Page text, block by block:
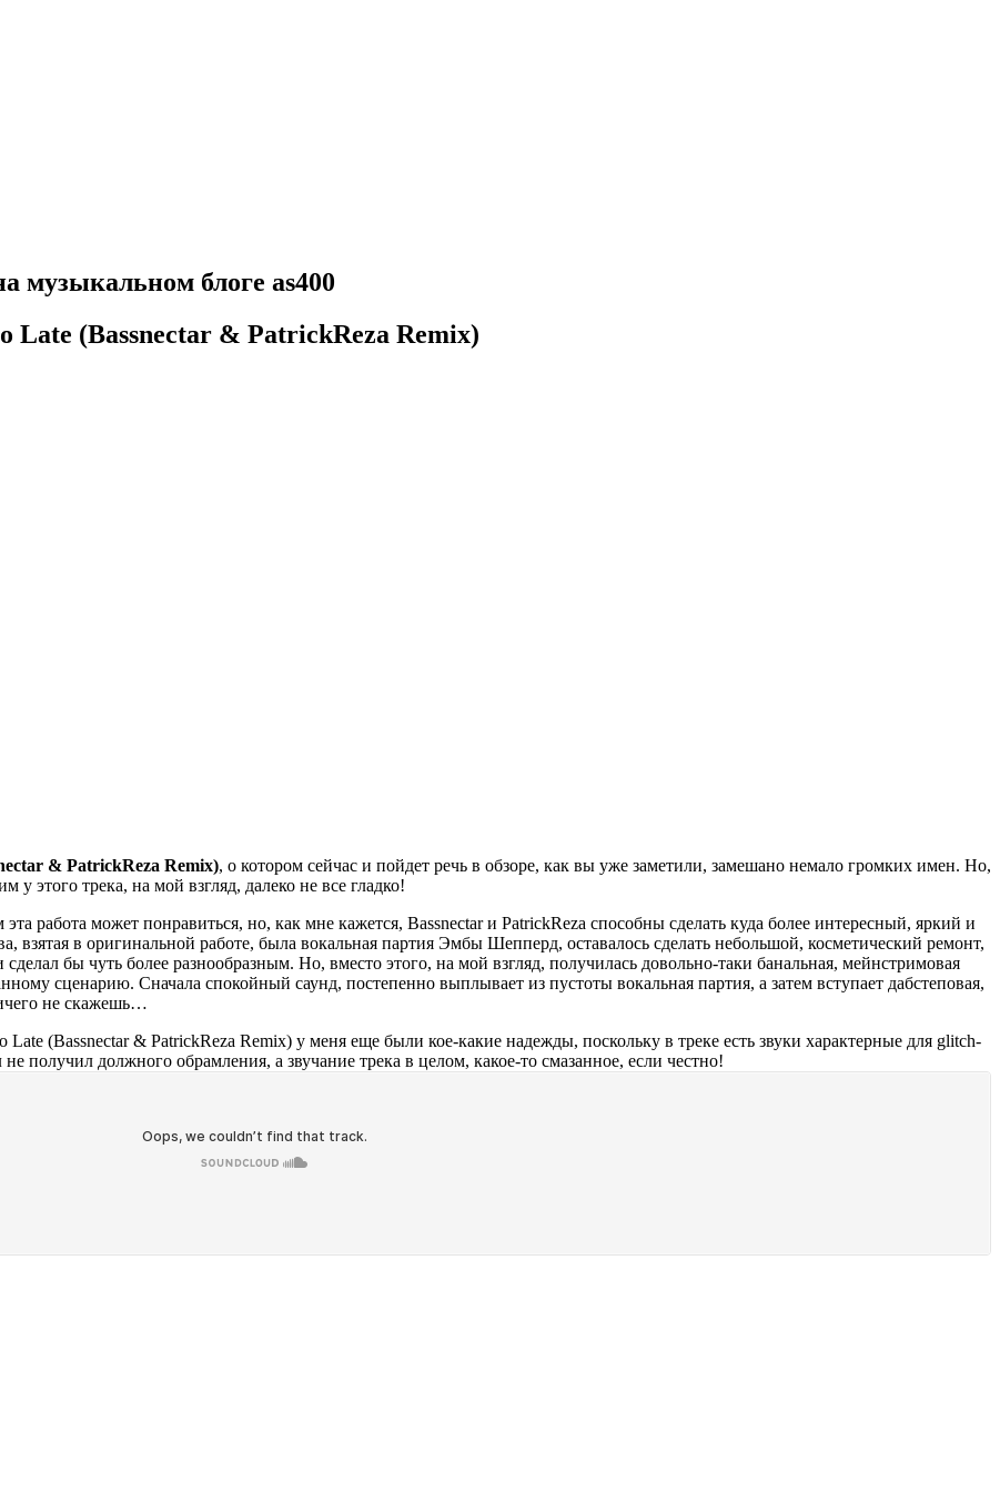
музыкальном блоге as400
Late (Bassnectar & PatrickReza Remix)
& PatrickReza Remix), о котором сейчас и пойдет речь в обзоре, как вы уже заметили, замешано немало громких имен. Но,
этого трека, на мой взгляд, далеко не все гладко!
работа может понравиться, но, как мне кажется, Bassnectar и PatrickReza способны сделать куда более интересный, яркий и
взятая в оригинальной работе, была вокальная партия Эмбы Шепперд, оставалось сделать небольшой, косметический ремонт,
бы чуть более разнообразным. Но, вместо этого, на мой взгляд, получилась довольно-таки банальная, мейнстримовая
сценарию. Сначала спокойный саунд, постепенно выплывает из пустоты вокальная партия, а затем вступает дабстеповая,
не скажешь…
(Bassnectar & PatrickReza Remix) у меня еще были кое-какие надежды, поскольку в треке есть звуки характерные для glitch-
получил должного обрамления, а звучание трека в целом, какое-то смазанное, если честно!